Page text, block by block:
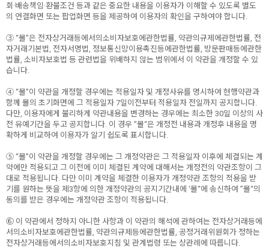
회·배송책임·환불조건 등과 같은 중요한 내용을 이용자가 이해할 수 있도록 별도
의 연결화면 또는 팝업화면 등을 제공하여 이용자의 확인을 구하여야 합니다.
③ “몰”은 전자상거래등에서의소비자보호에관한법률, 약관의규제에관한법률, 전
자거래기본법, 전자서명법, 정보통신망이용촉진등에관한법률, 방문판매등에관한
법률, 소비자보호법 등 관련법을 위배하지 않는 범위에서 이 약관을 개정할 수 있
습니다.
④ “몰”이 약관을 개정할 경우에는 적용일자 및 개정사유를 명시하여 현행약관과
함께 몰의 초기화면에 그 적용일자 7일이전부터 적용일자 전일까지 공지합니다.
다만, 이용자에게 불리하게 약관내용을 변경하는 경우에는 최소한 30일 이상의 사
전 유예기간을 두고 공지합니다. 이 경우 "몰“은 개정전 내용과 개정후 내용을 명
확하게 비교하여 이용자가 알기 쉽도록 표시합니다.
⑤ “몰”이 약관을 개정할 경우에는 그 개정약관은 그 적용일자 이후에 체결되는 계
약에만 적용되고 그 이전에 이미 체결된 계약에 대해서는 개정전의 약관조항이 그
대로 적용됩니다. 다만 이미 계약을 체결한 이용자가 개정약관 조항의 적용을 받
기를 원하는 뜻을 제3항에 의한 개정약관의 공지기간내에 ‘몰“에 송신하여 ”몰“의
동의를 받은 경우에는 개정약관 조항이 적용됩니다.
⑥ 이 약관에서 정하지 아니한 사항과 이 약관의 해석에 관하여는 전자상거래등에
서의소비자보호에관한법률, 약관의규제등에관한법률, 공정거래위원회가 정하는
전자상거래등에서의소비자보호지침 및 관계법령 또는 상관례에 따릅니다.